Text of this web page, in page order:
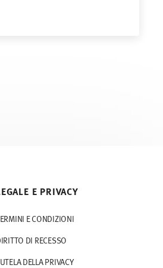
E PRIVACY
E CONDIZIONI
DI RECESSO
DELLA PRIVACY